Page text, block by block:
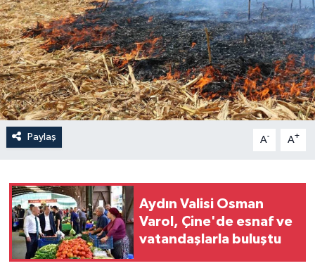
Paylaş A- A+
Aydın Valisi Osman
Varol, Çine'de esnaf ve
vatandaşlarla buluştu